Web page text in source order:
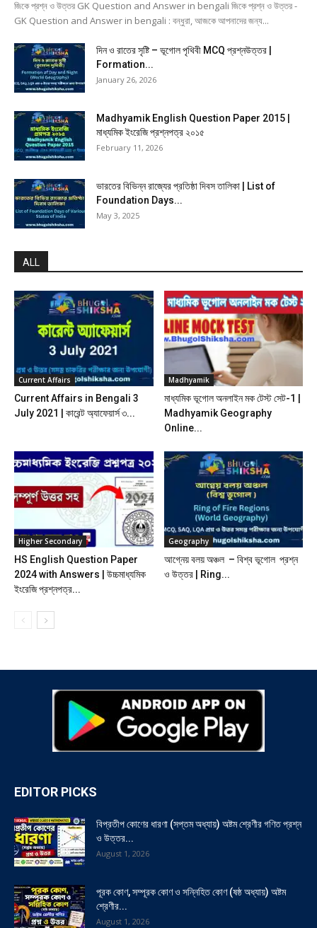
জিকে প্রশ্ন ও উত্তর GK Question and Answer in bengali জিকে প্রশ্ন ও উত্তর -
GK Question and Answer in bengali : বন্ধুরা, আজকে আপনাদের জন্য...
দিন ও রাতের সৃষ্টি – ভূগোল পৃথিবী MCQ প্রশ্নউত্তর |
Formation...
January 26, 2026
Madhyamik English Question Paper 2015 |
মাধ্যমিক ইংরেজি প্রশ্নপত্র ২০১৫
February 11, 2026
ভারতের বিভিন্ন রাজ্যের প্রতিষ্ঠা দিবস তালিকা | List of
Foundation Days...
May 3, 2025
ALL
Current Affairs
Current Affairs in Bengali 3
July 2021 | কারেন্ট অ্যাফেয়ার্স ৩...
Madhyamik
মাধ্যমিক ভূগোল অনলাইন মক টেস্ট সেট-1 |
Madhyamik Geography
Online...
Higher Secondary
HS English Question Paper
2024 with Answers | উচ্চমাধ্যমিক
ইংরেজি প্রশ্নপত্র...
Geography
আগ্নেয় বলয় অঞ্চল – বিশ্ব ভূগোল প্রশ্ন
ও উত্তর | Ring...
EDITOR PICKS
বিপ্রতীপ কোণের ধারণা (সপ্তম অধ্যায়) অষ্টম শ্রেণীর গণিত প্রশ্ন
ও উত্তর...
August 1, 2026
পূরক কোণ, সম্পূরক কোণ ও সন্নিহিত কোণ (ষষ্ঠ অধ্যায়) অষ্টম
শ্রেণীর...
August 1, 2026